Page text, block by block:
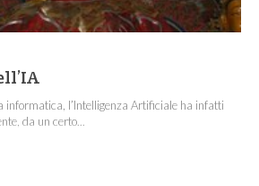
informatica, l’Intelligenza Artificiale ha infatti
da un certo...